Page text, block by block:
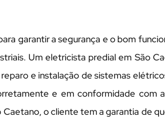
garantir a segurança e o bom
Um eletricista predial em São
e instalação de sistemas
e em conformidade com
o cliente tem a garantia de